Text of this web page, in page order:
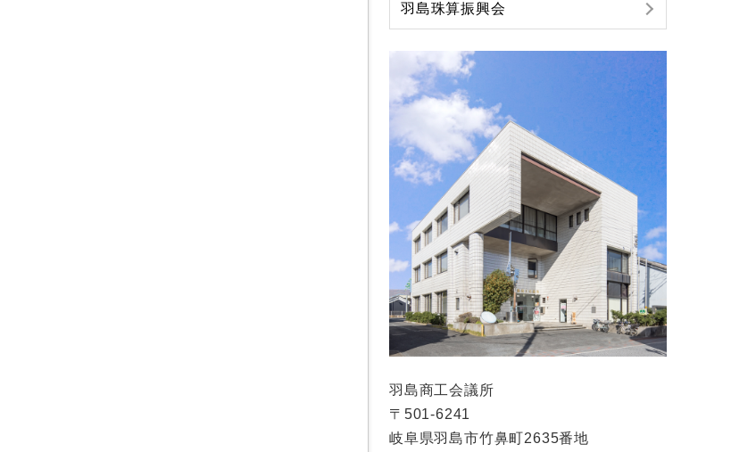
羽島珠算振興会
羽島商工会議所
〒501-6241
岐阜県羽島市竹鼻町2635番地